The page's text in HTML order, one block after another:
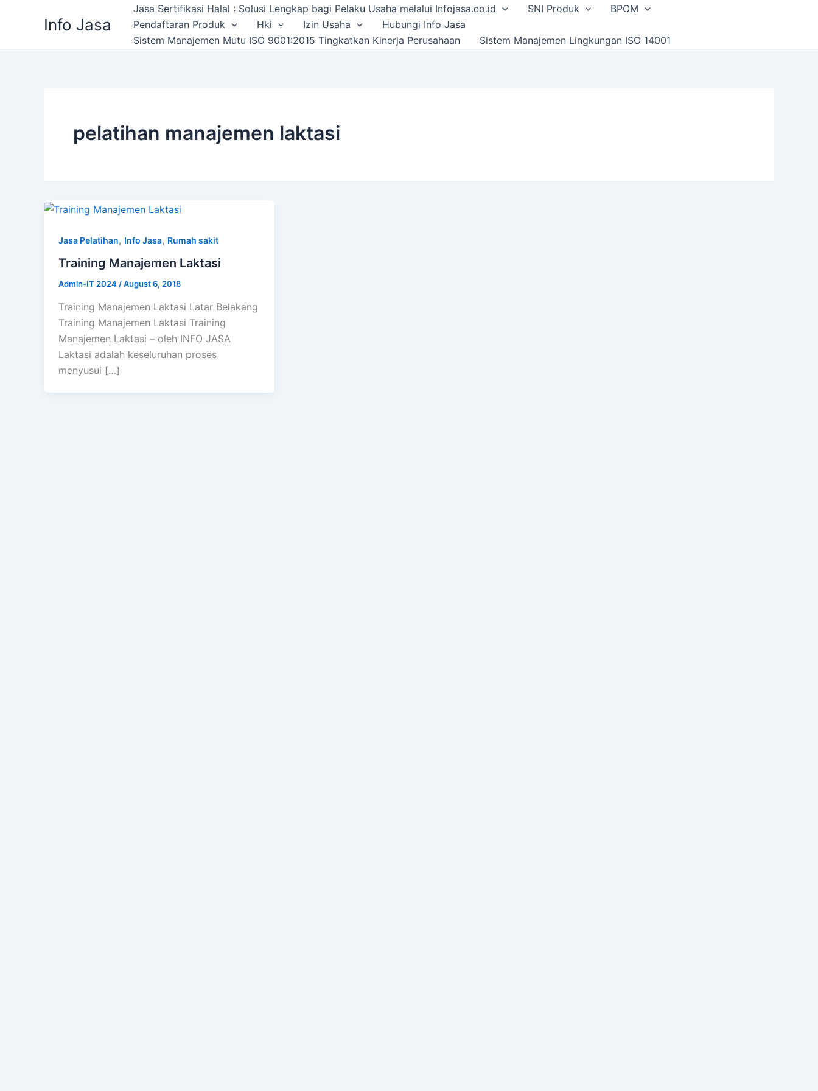
Info Jasa
Jasa Sertifikasi Halal : Solusi Lengkap bagi Pelaku Usaha melalui Infojasa.co.id SNI Produk
BPOM
Pendaftaran Produk
Hki Izin Usaha
Hubungi Info Jasa
Sistem Manajemen Mutu ISO 9001:2015 Tingkatkan Kinerja Perusahaan
Sistem Manajemen Lingkungan ISO 14001
pelatihan manajemen laktasi
Jasa Pelatihan, Info Jasa, Rumah sakit
Training Manajemen Laktasi
Admin-IT 2024 /August 6, 2018
Training Manajemen Laktasi Latar Belakang
Training Manajemen Laktasi Training
Manajemen Laktasi – oleh INFO JASA
Laktasi adalah keseluruhan proses
menyusui […]